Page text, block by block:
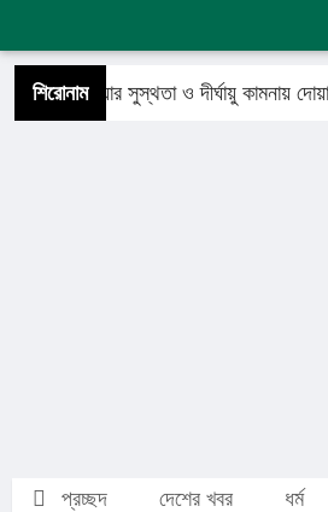
শিরোনাম
খালেদা জিয়ার সুস্থতা ও দীর্ঘায়ু কামনায়
প্রচ্ছদ দেশের খবর ধর্ম